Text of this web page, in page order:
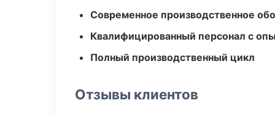
Современное производственное
Квалифицированный персонал с
Полный производственный цикл
Отзывы клиентов